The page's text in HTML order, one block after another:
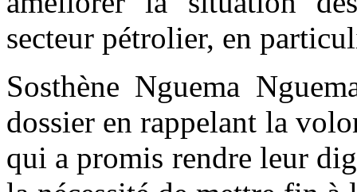
secteur pétrolier, en
Sosthène Nguema
dossier en rappelant la
qui a promis rendre leur